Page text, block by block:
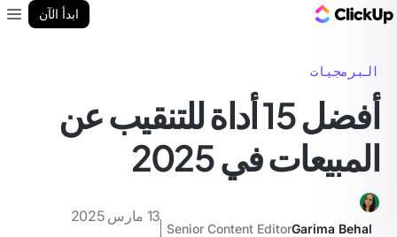
ابدأ الآن
البرمجيات
أفضل 15 أداة للتنقيب عن
المبيعات في 2025
Garima Behal
Senior Content Editor
13 مارس 2025